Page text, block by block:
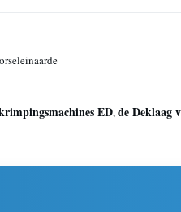
ED,de Deklaag